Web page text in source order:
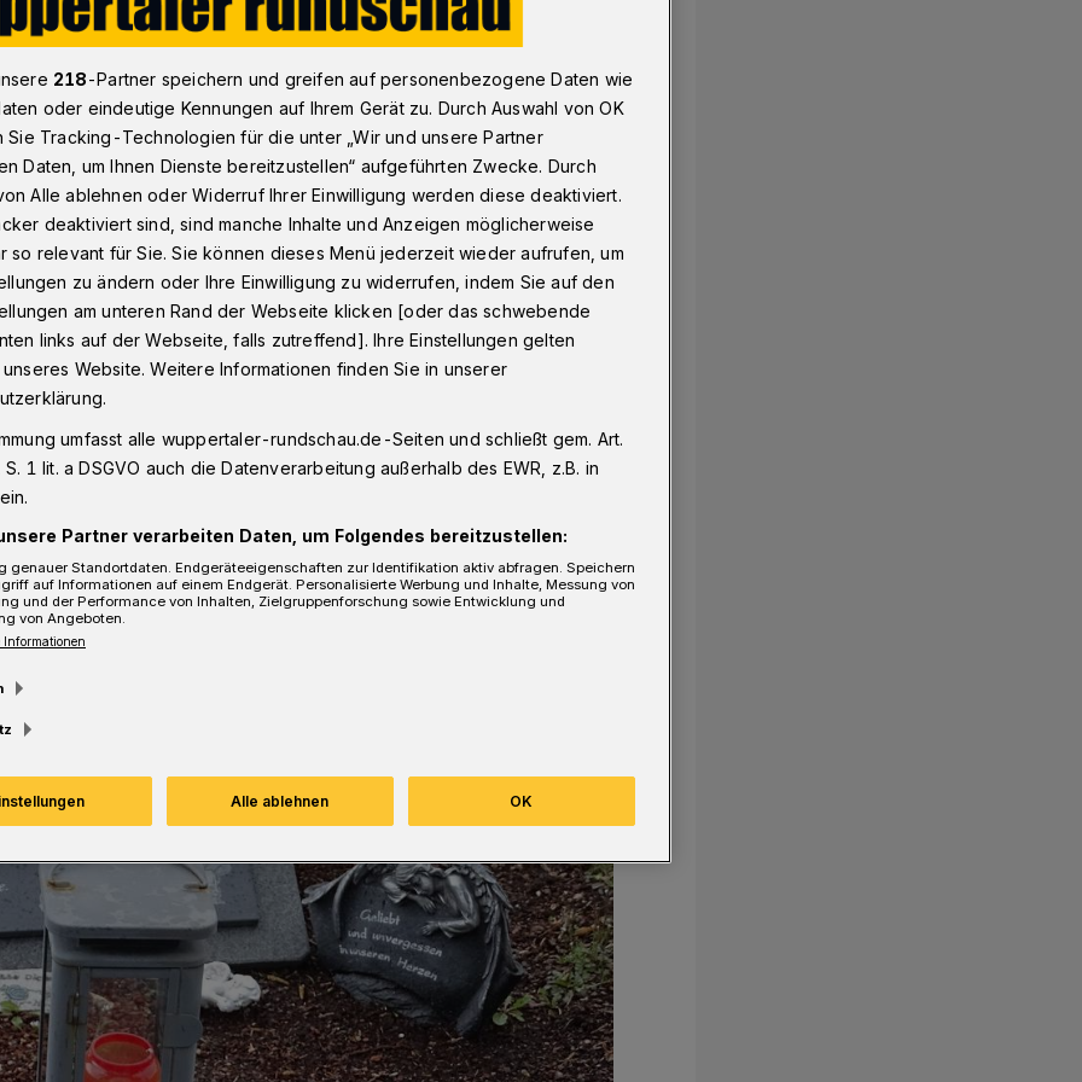
Vaters vergraben
des Vaters
heißen Sommertage im Juni 2018, als
klingelte. Am anderen Ende der
es gehe um das Grab seines Bruders.
er solle sich sofort darum kümmern.
Augen nicht: Aus dem Grab
eines Hundes heraus.
218-Partner speichern und greifen auf personenbezogene Daten wie
oder eindeutige Kennungen auf Ihrem Gerät zu. Durch Auswahl von OK
Sie Tracking-Technologien für die unter „Wir und unsere Partner
Daten, um Ihnen Dienste bereitzustellen“ aufgeführten Zwecke. Durch
Alle ablehnen oder Widerruf Ihrer Einwilligung werden diese deaktiviert.
deaktiviert sind, sind manche Inhalte und Anzeigen möglicherweise
so relevant für Sie. Sie können dieses Menü jederzeit wieder aufrufen, um
zu ändern oder Ihre Einwilligung zu widerrufen, indem Sie auf den
am unteren Rand der Webseite klicken [oder das schwebende
links auf der Webseite, falls zutreffend]. Ihre Einstellungen gelten
Website. Weitere Informationen finden Sie in unserer
umfasst alle wuppertaler-rundschau.de-Seiten und schließt gem. Art.
1 lit. a DSGVO auch die Datenverarbeitung außerhalb des EWR, z.B. in
Partner verarbeiten Daten, um Folgendes bereitzustellen:
genauer Standortdaten. Endgeräteeigenschaften zur Identifikation aktiv abfragen. Speichern
auf Informationen auf einem Endgerät. Personalisierte Werbung und Inhalte, Messung von
und der Performance von Inhalten, Zielgruppenforschung sowie Entwicklung und
von Angeboten.
Alle ablehnen OK